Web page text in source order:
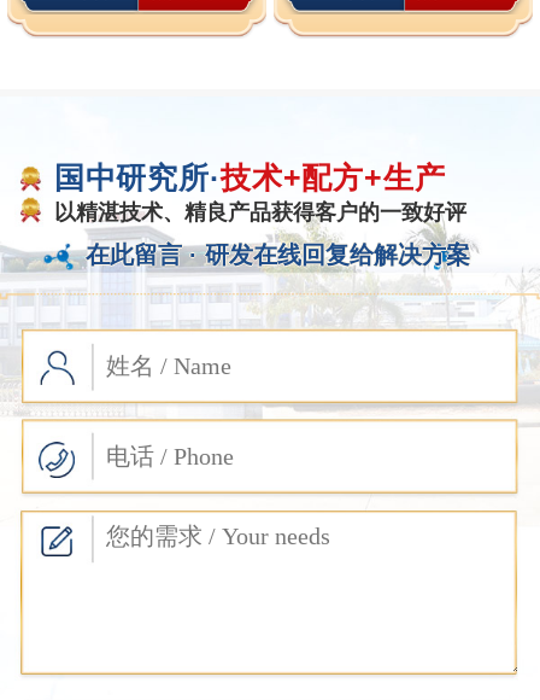
国中研究所·技术+配方+生产
以精湛技术、精良产品获得客户的一致好评
在此留言 · 研发在线回复给解决方案